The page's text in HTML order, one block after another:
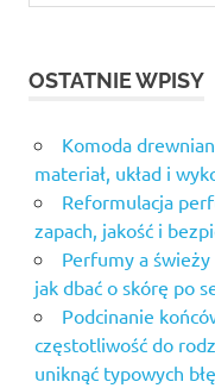
OSTATNIE WPISY
Komoda
materiał, układ i
Reformulacja
zapach, jakość i
Perfumy a
jak dbać o skórę po
Podcinanie
częstotliwość do
uniknąć typowych